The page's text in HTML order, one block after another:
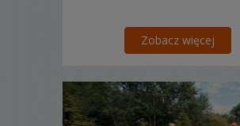
Zobacz więcej